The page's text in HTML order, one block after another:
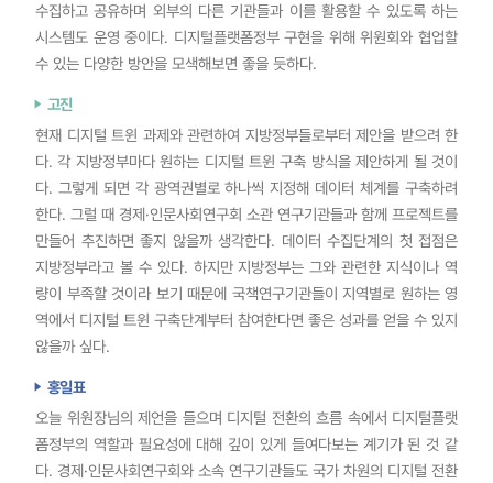
수집하고 공유하며 외부의 다른 기관들과 이를 활용할 수 있도록 하는
시스템도 운영 중이다. 디지털플랫폼정부 구현을 위해 위원회와 협업할
수 있는 다양한 방안을 모색해보면 좋을 듯하다.
고진
현재 디지털 트윈 과제와 관련하여 지방정부들로부터 제안을 받으려 한
다. 각 지방정부마다 원하는 디지털 트윈 구축 방식을 제안하게 될 것이
다. 그렇게 되면 각 광역권별로 하나씩 지정해 데이터 체계를 구축하려
한다. 그럴 때 경제·인문사회연구회 소관 연구기관들과 함께 프로젝트를
만들어 추진하면 좋지 않을까 생각한다. 데이터 수집단계의 첫 접점은
지방정부라고 볼 수 있다. 하지만 지방정부는 그와 관련한 지식이나 역
량이 부족할 것이라 보기 때문에 국책연구기관들이 지역별로 원하는 영
역에서 디지털 트윈 구축단계부터 참여한다면 좋은 성과를 얻을 수 있지
않을까 싶다.
홍일표
오늘 위원장님의 제언을 들으며 디지털 전환의 흐름 속에서 디지털플랫
폼정부의 역할과 필요성에 대해 깊이 있게 들여다보는 계기가 된 것 같
다. 경제·인문사회연구회와 소속 연구기관들도 국가 차원의 디지털 전환